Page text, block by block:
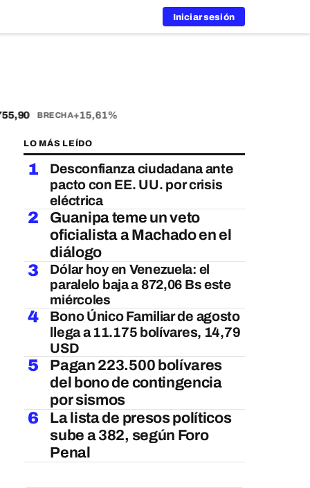
Iniciar sesión
BRECHA+15,61%
LO MÁS LEÍDO
1
Desconfianza ciudadana ante
pacto con EE. UU. por crisis
eléctrica
2
Guanipa teme un veto
oficialista a Machado en el
diálogo
3
Dólar hoy en Venezuela: el
paralelo baja a 872,06 Bs este
miércoles
4
Bono Único Familiar de agosto
llega a 11.175 bolívares, 14,79
USD
5
Pagan 223.500 bolívares
del bono de contingencia
por sismos
6
La lista de presos políticos
sube a 382, según Foro
Penal